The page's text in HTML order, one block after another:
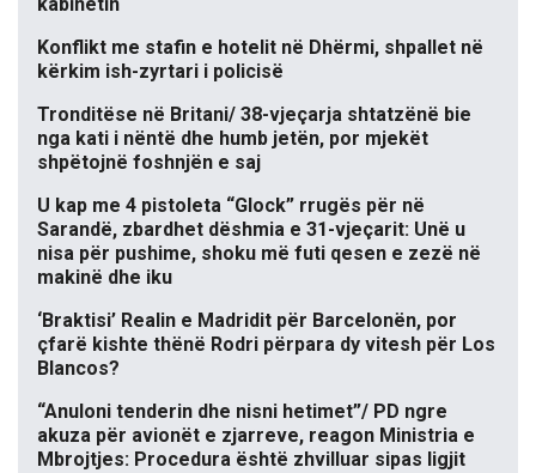
Konflikt me stafin e hotelit në Dhërmi, shpallet në
kërkim ish-zyrtari i policisë
Tronditëse në Britani/ 38-vjeçarja shtatzënë bie
nga kati i nëntë dhe humb jetën, por mjekët
shpëtojnë foshnjën e saj
U kap me 4 pistoleta “Glock” rrugës për në
Sarandë, zbardhet dëshmia e 31-vjeçarit: Unë u
nisa për pushime, shoku më futi qesen e zezë në
makinë dhe iku
‘Braktisi’ Realin e Madridit për Barcelonën, por
çfarë kishte thënë Rodri përpara dy vitesh për Los
Blancos?
“Anuloni tenderin dhe nisni hetimet”/ PD ngre
akuza për avionët e zjarreve, reagon Ministria e
Mbrojtjes: Procedura është zhvilluar sipas ligjit